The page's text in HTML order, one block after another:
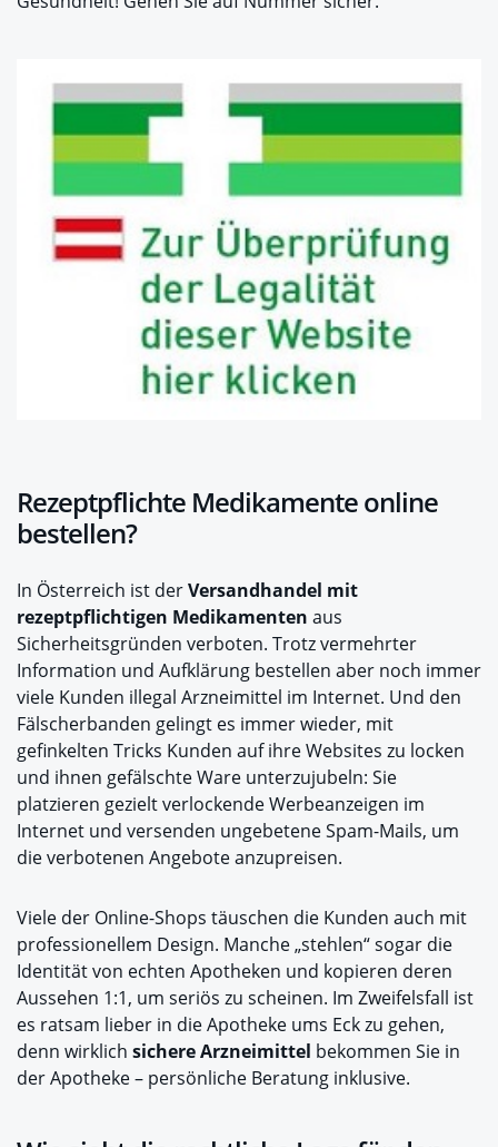
Rezeptpflichte Medikamente online
bestellen?
In Österreich ist derVersandhandel mit
rezeptpflichtigen Medikamenten aus
Sicherheitsgründen verboten. Trotz vermehrter
Information und Aufklärung bestellen aber noch immer
viele Kunden illegal Arzneimittel im Internet. Und den
Fälscherbanden gelingt es immer wieder, mit
gefinkelten Tricks Kunden auf ihre Websites zu locken
und ihnen gefälschte Ware unterzujubeln: Sie
platzieren gezielt verlockende Werbeanzeigen im
Internet und versenden ungebetene Spam-Mails, um
die verbotenen Angebote anzupreisen.
Viele der Online-Shops täuschen die Kunden auch mit
professionellem Design. Manche „stehlen“ sogar die
Identität von echten Apotheken und kopieren deren
Aussehen 1:1, um seriös zu scheinen. Im Zweifelsfall ist
es ratsam lieber in die Apotheke ums Eck zu gehen,
denn wirklich sichere Arzneimittel bekommen Sie in
der Apotheke – persönliche Beratung inklusive.